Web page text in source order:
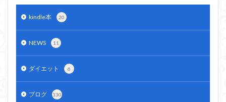
kindle本 20
NEWS 11
ダイエット 6
ブログ 130